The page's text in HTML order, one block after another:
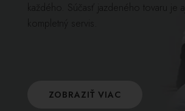
každého. Súčasť jazdeného tovaru je aj
kompletný servis.
ZOBRAZIŤ VIAC